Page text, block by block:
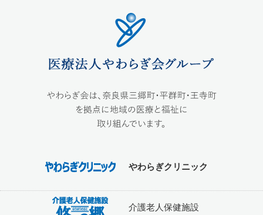
やわらぎクリニック
介護老人保健施設